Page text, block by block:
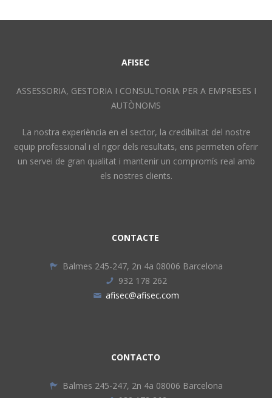
AFISEC
ASSESSORIA, GESTORIA I CONSULTORIA PER A EMPRESES I
AUTÒNOMS
La nostra experiència en el sector, la credibilitat del nostre
equip professional i el rigor dels resultats, ens permeten oferir
un servei de gran qualitat i mantenir un compromís real amb
els nostres clients.
CONTACTE
Balmes 245-247, 2n 4a 08006 Barcelona
932 178 262
afisec@afisec.com
CONTACTO
Balmes 245-247, 2n 4a 08006 Barcelona